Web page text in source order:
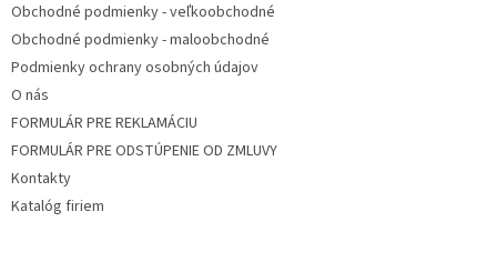
Obchodné podmienky - veľkoobchodné
Obchodné podmienky - maloobchodné
Podmienky ochrany osobných údajov
O nás
FORMULÁR PRE REKLAMÁCIU
FORMULÁR PRE ODSTÚPENIE OD ZMLUVY
Kontakty
Katalóg firiem